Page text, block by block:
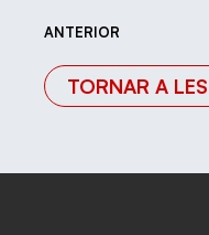
ANTERIOR
TORNAR A